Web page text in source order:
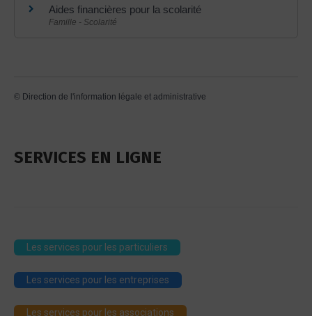
Aides financières pour la scolarité
Famille - Scolarité
© Direction de l'information légale et administrative
SERVICES EN LIGNE
Les services pour les particuliers
Les services pour les entreprises
Les services pour les associations